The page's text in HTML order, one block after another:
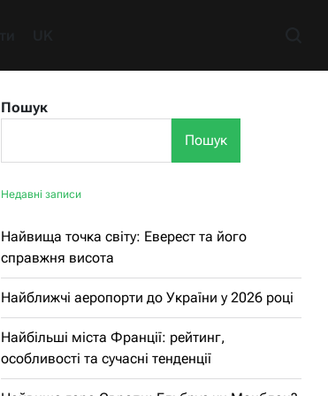
Пошук
Пошук
Недавні записи
Найвища точка світу: Еверест та його
справжня висота
Найближчі аеропорти до України у 2026 році
Найбільші міста Франції: рейтинг,
особливості та сучасні тенденції